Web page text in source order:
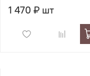
1 470 ₽ шт